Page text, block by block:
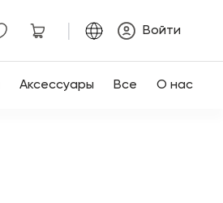
Войти
Аксессуары Все О нас